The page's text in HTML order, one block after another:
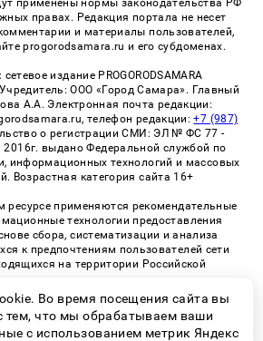
применены нормы законодательства РФ
правах. Редакция портала не несет
и материалы пользователей,
progorodsamara.ru и его субдоменах.
издание PROGORODSAMARA
ООО «Город Самара». Главный
А.А. Электронная почта редакции:
телефон редакции:+7 (987)
о регистрации СМИ: ЭЛ № ФС 77 -
2016г. выдано Федеральной службой по
информационных технологий и массовых
Возрастная категория сайта 16+
применяются рекомендательные
технологии предоставления
сбора, систематизации и анализа
к предпочтениям пользователей сети
на территории Российской
применения рекомендательных
рекламно-обменной сети
«СМИ2» (PDF)
Во время посещения сайта вы
тем, что мы обрабатываем ваши
с использованием метрик Яндекс